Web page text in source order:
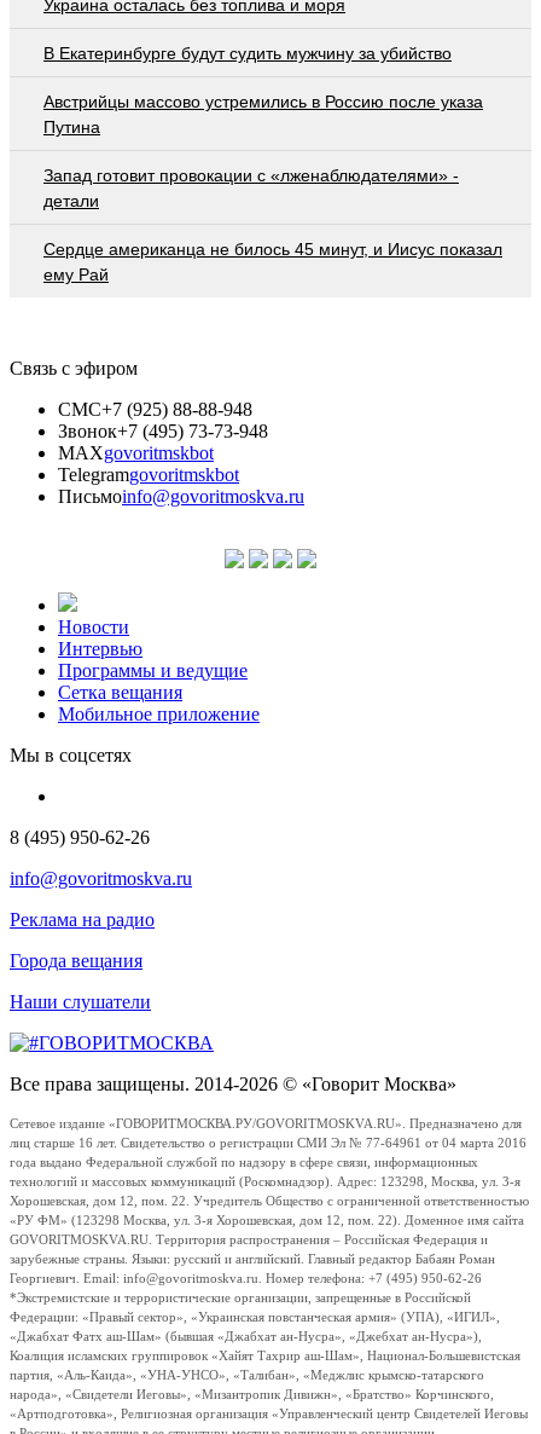
Украина осталась без топлива и моря
В Екатеринбурге будут судить мужчину за убийство
Австрийцы массово устремились в Россию после указа
Путина
Запад готовит провокации с «лженаблюдателями» -
детали
Сердце американца не билось 45 минут, и Иисус показал
ему Рай
Связь с эфиром
СМС+7 (925) 88-88-948
Звонок+7 (495) 73-73-948
MAXgovoritmskbot
Telegramgovoritmskbot
Письмоinfo@govoritmoskva.ru
Новости
Интервью
Программы и ведущие
Сетка вещания
Мобильное приложение
Мы в соцсетях
8 (495) 950-62-26
info@govoritmoskva.ru
Реклама на радио
Города вещания
Наши слушатели
Все права защищены. 2014-2026 © «Говорит Москва»
Сетевое издание «ГОВОРИТМОСКВА.РУ/GOVORITMOSKVA.RU». Предназначено для
лиц старше 16 лет. Свидетельство о регистрации СМИ Эл № 77-64961 от 04 марта 2016
года выдано Федеральной службой по надзору в сфере связи, информационных
технологий и массовых коммуникаций (Роскомнадзор). Адрес: 123298, Москва, ул. 3-я
Хорошевская, дом 12, пом. 22. Учредитель Общество с ограниченной ответственностью
«РУ ФМ» (123298 Москва, ул. 3-я Хорошевская, дом 12, пом. 22). Доменное имя сайта
GOVORITMOSKVA.RU. Территория распространения – Российская Федерация и
зарубежные страны. Языки: русский и английский. Главный редактор Бабаян Роман
Георгиевич. Email: info@govoritmoskva.ru. Номер телефона: +7 (495) 950-62-26
*Экстремистские и террористические организации, запрещенные в Российской
Федерации: «Правый сектор», «Украинская повстанческая армия» (УПА), «ИГИЛ»,
«Джабхат Фатх аш-Шам» (бывшая «Джабхат ан-Нусра», «Джебхат ан-Нусра»),
Коалиция исламских группировок «Хайят Тахрир аш-Шам», Национал-Большевистская
партия, «Аль-Каида», «УНА-УНСО», «Талибан», «Меджлис крымско-татарского
народа», «Свидетели Иеговы», «Мизантропик Дивижн», «Братство» Корчинского,
«Артподготовка», Религиозная организация «Управленческий центр Свидетелей Иеговы